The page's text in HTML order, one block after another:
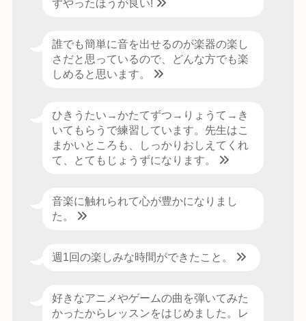
ずやったほうが良い!
誰でも簡単に音を出せるのが楽器の楽し
さだと思っているので、どんな方でも楽
しめると思います。
ひきうたい→かたてずつ→りょうて→き
いてもらうで練習しています。先生はこ
まかいところも、しっかりおしえてくれ
て、とてもじょうずになります。
音楽に触れられて心が豊かになりまし
た。
週1回の楽しみな時間ができたこと。
好きなアニメやゲームの曲を弾いてみた
かったからレッスンをはじめました。レ